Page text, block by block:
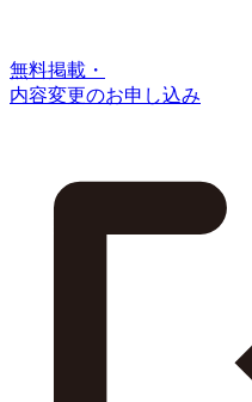
無料掲載・
内容変更のお申し込み